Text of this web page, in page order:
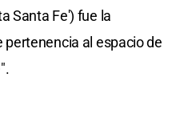
Santa Fe') fue la
al espacio de